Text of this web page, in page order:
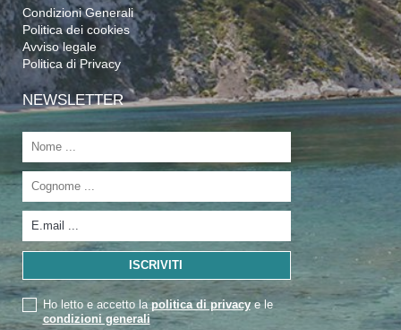
Condizioni Generali
Politica dei cookies
Avviso legale
Politica di Privacy
NEWSLETTER
Ho letto e accetto lapolitica di privacye le
condizioni generali